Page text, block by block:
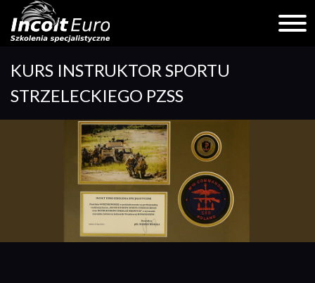
content
KURS INSTRUKTOR SPORTU
STRZELECKIEGO PZSS